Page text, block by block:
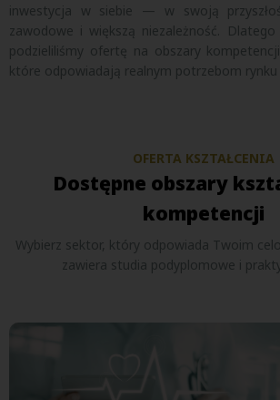
inwestycja w siebie — w swoją
zawodowe i większą niezależność.
podzieliliśmy ofertę na obszary
które odpowiadają realnym potrzebom rynku
OFERTA KSZTAŁCENIA
Dostępne obszary
kompetencji
Wybierz sektor, który odpowiada Twoim
zawiera studia podyplomowe i